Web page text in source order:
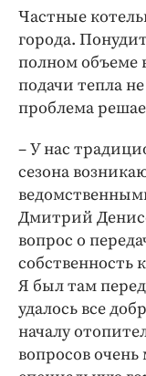
Частные
города.
полном объеме
подачи тепла
проблема
– У нас
сезона
Дмитрий
вопрос о
собственность
Я был там
удалось все
началу
вопросов